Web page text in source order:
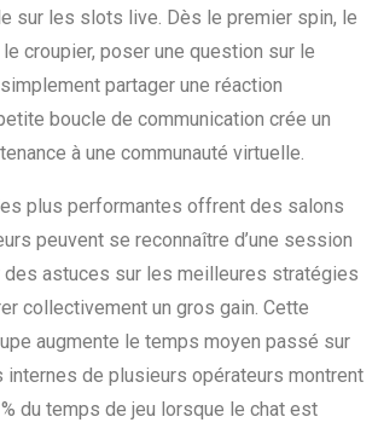
sur les slots live. Dès le premier spin, le
croupier, poser une question sur le
partager une réaction
boucle de communication crée un
à une communauté virtuelle.
plus performantes offrent des salons
peuvent se reconnaître d’une session
des astuces sur les meilleures stratégies
collectivement un gros gain. Cette
augmente le temps moyen passé sur
internes de plusieurs opérateurs montrent
du temps de jeu lorsque le chat est